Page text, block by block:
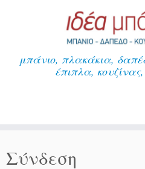
μπάνιο, πλακάκια,
έπιπλα, κουζίνας,
Σύνδεση